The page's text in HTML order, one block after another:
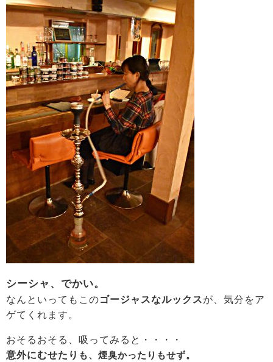
シーシャ、でかい。
なんといってもこのゴージャスなルックスが、気分をア
ゲてくれます。
おそるおそる、吸ってみると・・・・
意外にむせたり も、煙臭かったりもせず。